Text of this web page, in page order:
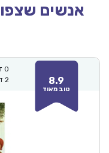
אנשים
8.9
טוב מאוד
0
2